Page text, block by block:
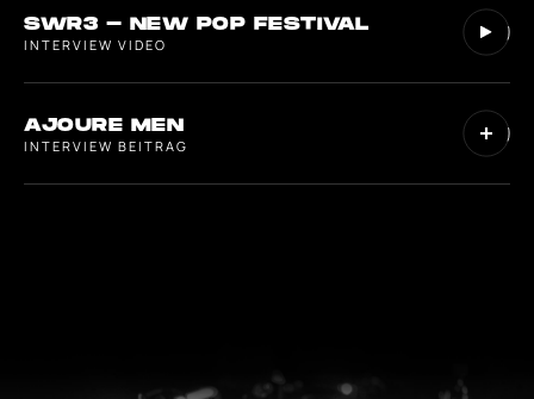
SWR3 - NEW POP FESTIVAL
INTERVIEW VIDEO
AJOURE MEN
INTERVIEW BEITRAG